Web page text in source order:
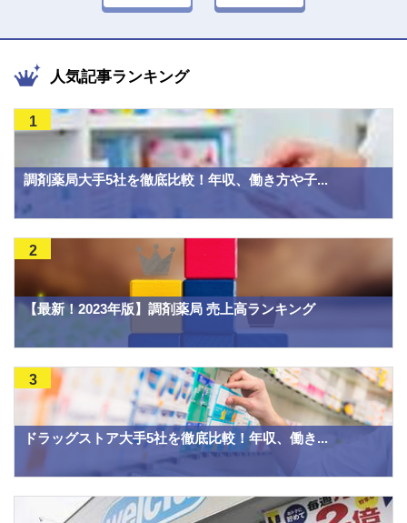
人気記事ランキング
調剤薬局大手5社を徹底比較！年収、働き方や子...
1
【最新！2023年版】調剤薬局 売上高ランキング
2
ドラッグストア大手5社を徹底比較！年収、働き...
3